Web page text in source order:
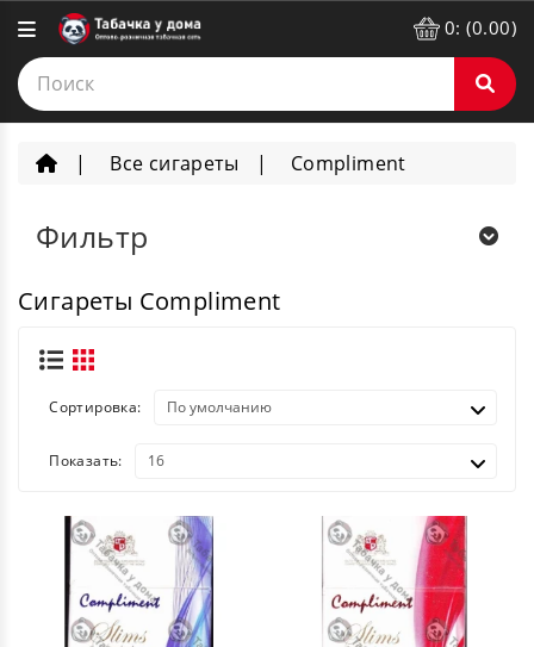
0: (0.00)
Все сигареты Compliment
Фильтр
Сигареты Compliment
Сортировка:
Показать: